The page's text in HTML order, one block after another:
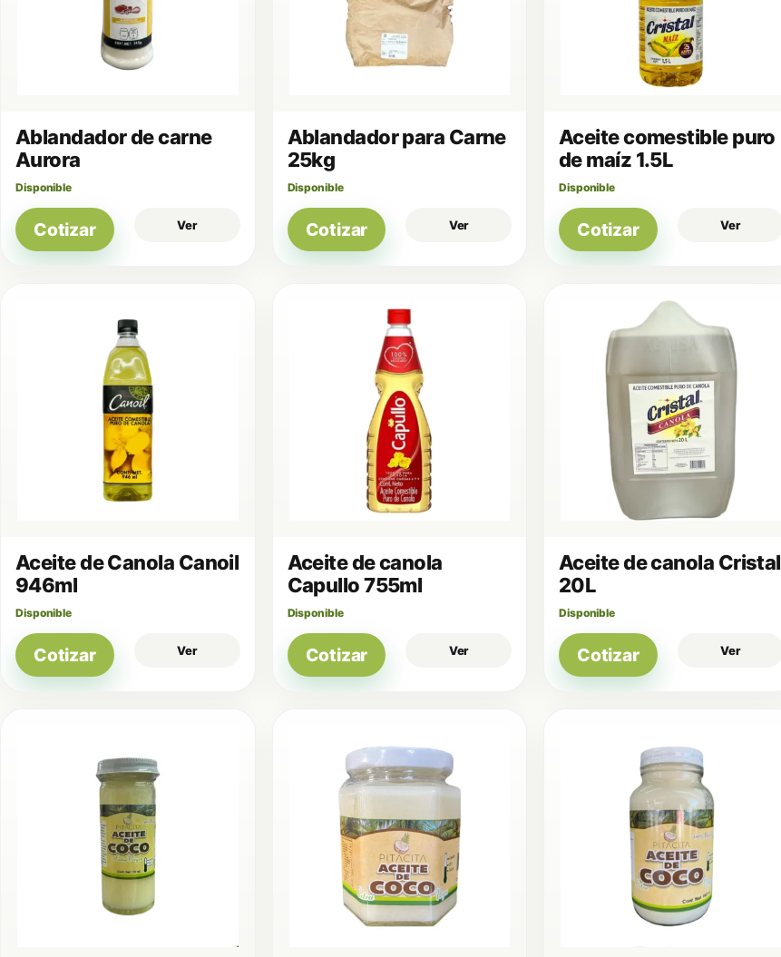
Ablandador de carne
Aurora
Disponible
Cotizar Ver
Ablandador para Carne
25kg
Disponible
Cotizar Ver
Aceite comestible puro
de maíz 1.5L
Disponible
Cotizar Ver
Aceite de Canola Canoil
946ml
Disponible
Cotizar Ver
Aceite de canola
Capullo 755ml
Disponible
Cotizar Ver
Aceite de canola Cristal
20L
Disponible
Cotizar Ver